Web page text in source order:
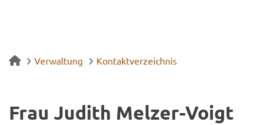
Verwaltung Kontaktverzeichnis
Frau Ju­dith Melzer-​Voigt